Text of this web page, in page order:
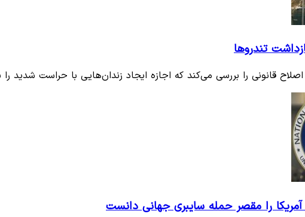
تندروها
قانونی را بررسی می‌کند که اجازه ایجاد زندان‌هایی با حراست شدید را
را مقصر حمله سایبری جهانی دانست